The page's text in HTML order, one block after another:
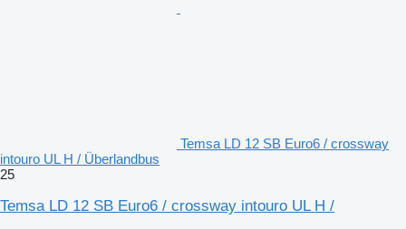
Temsa LD 12 SB Euro6 / crossway
intouro UL H / Überlandbus
25
Temsa LD 12 SB Euro6 / crossway intouro UL H /